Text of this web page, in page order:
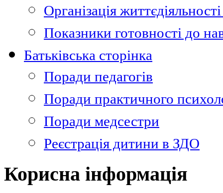
Організація
Показники готовності до
Батьківська сторінка
Поради педагогів
Поради практичного
Поради медсестри
Реєстрація дитини в ЗДО
Корисна інформація